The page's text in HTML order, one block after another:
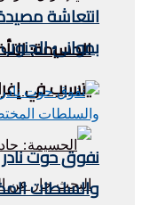
الحسيمة:
يتسبب في
انتعاشة
بموانئ
نفوق حوت
والسلطات